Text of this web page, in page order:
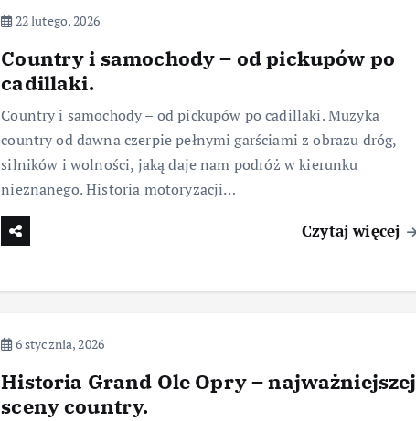
22 lutego, 2026
Country i samochody – od pickupów po
cadillaki.
Country i samochody – od pickupów po cadillaki. Muzyka
country od dawna czerpie pełnymi garściami z obrazu dróg,
silników i wolności, jaką daje nam podróż w kierunku
nieznanego. Historia motoryzacji…
Czytaj więcej
6 stycznia, 2026
Historia Grand Ole Opry – najważniejszej
sceny country.